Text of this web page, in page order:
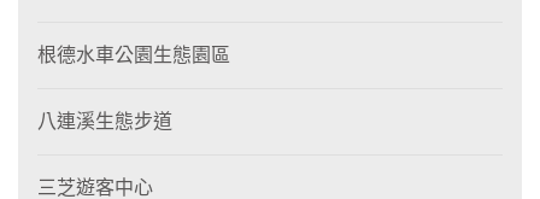
根德水車公園生態園區
八連溪生態步道
三芝遊客中心